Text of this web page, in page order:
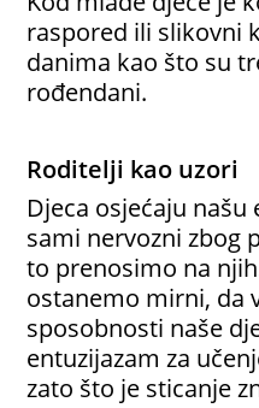
raspored ili slikovni
danima kao što su
rođendani.
Roditelji kao uzori
Djeca osjećaju
sami nervozni zbog
to prenosimo na
ostanemo mirni, da
sposobnosti naše
entuzijazam za
zato što je sticanje